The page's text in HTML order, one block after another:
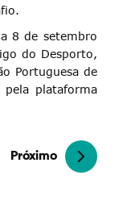
8 de setembro
do Desporto,
Portuguesa de
pela plataforma
Próximo